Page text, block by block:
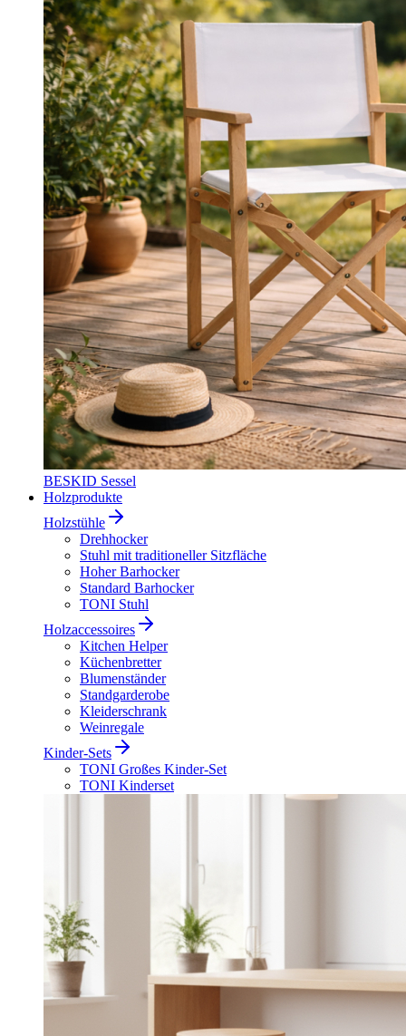
BESKID Sessel
Holzprodukte
Holzstühle
Drehhocker
Stuhl mit traditioneller Sitzfläche
Hoher Barhocker
Standard Barhocker
TONI Stuhl
Holzaccessoires
Kitchen Helper
Küchenbretter
Blumenständer
Standgarderobe
Kleiderschrank
Weinregale
Kinder-Sets
TONI Großes Kinder-Set
TONI Kinderset